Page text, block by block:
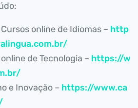
Cursos online de Idiomas – http
de Tecnologia – https://w
e Inovação – https://www.ca